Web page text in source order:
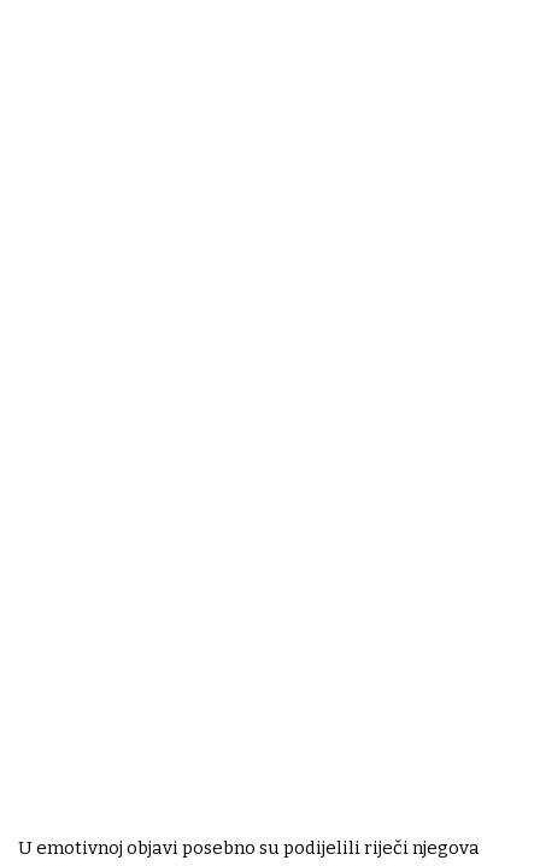
U emotivnoj objavi posebno su podijelili riječi njegova